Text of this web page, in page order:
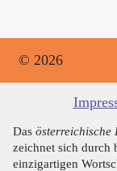
© 2026
Das österreichische
zeichnet sich durch
einzigartigen